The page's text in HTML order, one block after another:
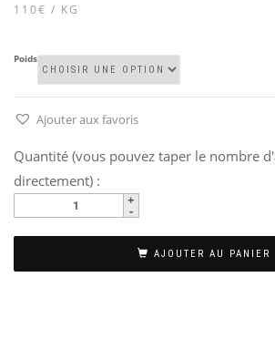
110€ / KG
Poids
Ajouter aux favoris
Quantité (vous pouvez taper le nombre
directement) :
AJOUTER AU PANIER